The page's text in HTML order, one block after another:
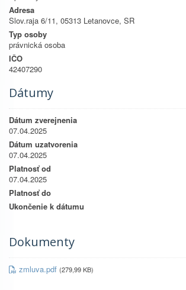
Adresa
Slov.raja 6/11, 05313 Letanovce, SR
Typ osoby
právnická osoba
IČO
42407290
Dátumy
Dátum zverejnenia
07.04.2025
Dátum uzatvorenia
07.04.2025
Platnosť od
07.04.2025
Platnosť do
Ukončenie k dátumu
Dokumenty
zmluva.pdf (279,99 KB)